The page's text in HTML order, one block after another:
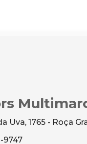
Uva, 1765 - Roça
9747